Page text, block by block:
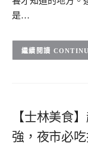
是…
【士林美食
強，夜市必